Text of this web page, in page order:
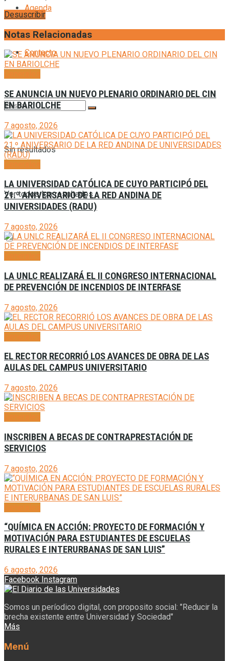
Agenda
Contacto
Sin resultados
Ver todos los resultados
Desuscribir
Notas Relacionadas
SE ANUNCIA UN NUEVO PLENARIO ORDINARIO DEL CIN
EN BARIOLCHE
7 agosto, 2026
LA UNIVERSIDAD CATÓLICA DE CUYO PARTICIPÓ DEL
21.º ANIVERSARIO DE LA RED ANDINA DE
UNIVERSIDADES (RADU)
7 agosto, 2026
LA UNLC REALIZARÁ EL II CONGRESO INTERNACIONAL
DE PREVENCIÓN DE INCENDIOS DE INTERFASE
7 agosto, 2026
EL RECTOR RECORRIÓ LOS AVANCES DE OBRA DE LAS
AULAS DEL CAMPUS UNIVERSITARIO
7 agosto, 2026
INSCRIBEN A BECAS DE CONTRAPRESTACIÓN DE
SERVICIOS
7 agosto, 2026
“QUÍMICA EN ACCIÓN: PROYECTO DE FORMACIÓN Y
MOTIVACIÓN PARA ESTUDIANTES DE ESCUELAS
RURALES E INTERURBANAS DE SAN LUIS”
6 agosto, 2026
Facebook Instagram
Somos un períodico digital, con proposito social: "Reducir la
brecha existente entre Universidad y Sociedad"
Más
Menú